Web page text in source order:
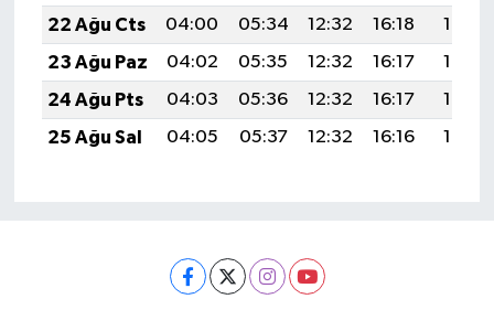
22 Ağu Cts
04:00 05:34 12:32 16:18
19:21
23 Ağu Paz
04:02 05:35 12:32 16:17
19:19
24 Ağu Pts
04:03 05:36 12:32 16:17
19:18
25 Ağu Sal
04:05 05:37 12:32 16:16 19:16